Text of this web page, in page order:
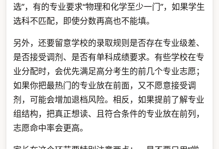
选”，有的专业要求“物理和化学至少一门”，如果学生
选科不匹配，即使分数再高也不能填。
另外，还要留意学校的录取规则是否存在专业级差、
是否接受调剂、是否有单科成绩要求。有些学校在专
业分配时，会优先满足高分考生的前几个专业志愿；
如果你把最热门的专业放在前面，又不愿意接受调
剂，可能会增加退档风险。相反，如果提前了解专业
组结构，把真正想读、且符合条件的专业放在前列，
志愿命中率会更高。